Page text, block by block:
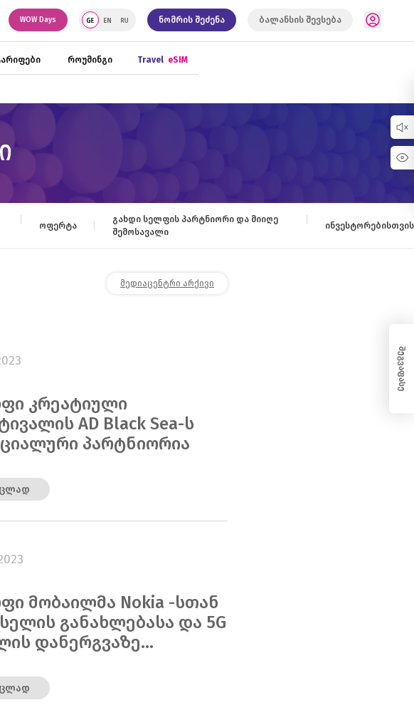
WOW Days ნომრის შეძენა ბალანსის შევსება
როუმინგი TraveleSIM
ოფერტა
გახდი სელფის პარტნიორი და მიიღე
შემოსავალი
ინვესტორებისთვის
მედიაცენტრი არქივი
კრეატიული
AD Black Sea-ს
პარტნიორია
მობაილმა Nokia -სთან
განახლებასა და 5G
დანერგვაზე...
შეგვაფასე